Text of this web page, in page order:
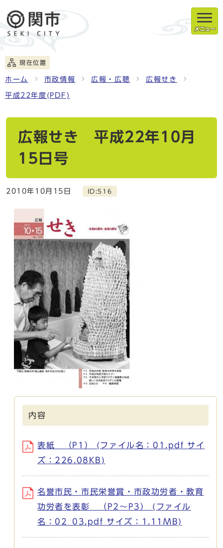
メニュー
現在位置
ホーム 市政情報 広報・広聴 広報せき
平成22年度(PDF)
広報せき 平成22年10月
15日号
2010年10月15日 ID:516
内容
表紙 （P1） (ファイル名：01.pdf サイ
ズ：226.08KB)
名誉市民・市民栄誉賞・市政功労者・教育
功労者を表彰 （P2～P3） (ファイル
名：02_03.pdf サイズ：1.11MB)